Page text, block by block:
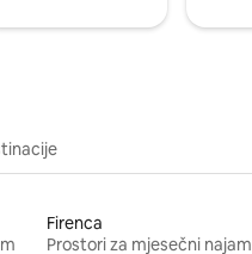
Firenca
Prostori za mjesečni najam